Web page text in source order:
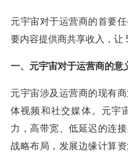
元宇宙对于运营商的首要
要内容提供商共享收入，让
一、元宇宙对于运营商的意
元宇宙涉及运营商的现有
体视频和社交媒体。元宇
力，高带宽、低延迟的连
战略布局，发展边缘计算